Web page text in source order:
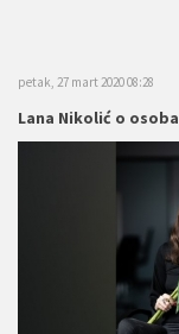
petak, 27 mart 2020 08:28
Lana Nikolić o